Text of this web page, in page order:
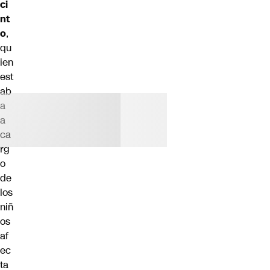
ci
nt
o,
qu
ien
est
ab
a
a
ca
rg
o
de
los
niñ
os
af
ec
ta